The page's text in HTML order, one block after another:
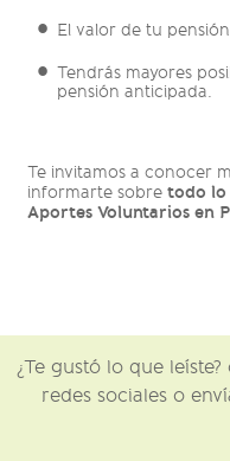
El valor de tu
Tendrás mayores
pensión anticipada.
Te invitamos a conocer
informarte sobre todo lo
Aportes Voluntarios en
¿Te gustó lo que
redes sociales o